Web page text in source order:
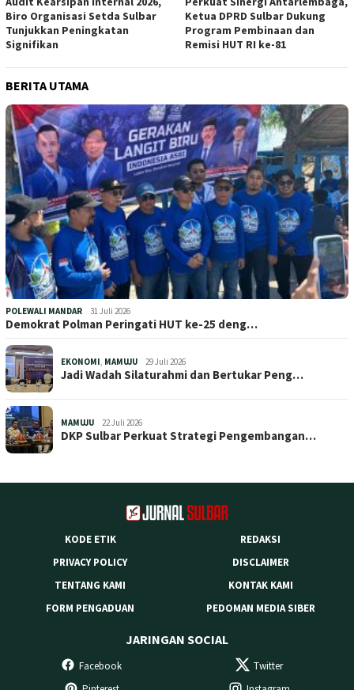
Biro Organisasi Setda Sulbar
Tunjukkan Peningkatan
Signifikan
Ketua DPRD Sulbar Dukung
Program Pembinaan dan
Remisi HUT RI ke-81
BERITA UTAMA
POLEWALI MANDAR 31 Juli 2026
Demokrat Polman Peringati HUT ke-25 deng…
EKONOMI MAMUJU 29 Juli 2026
Jadi Wadah Silaturahmi dan Bertukar Peng…
MAMUJU 22 Juli 2026
DKP Sulbar Perkuat Strategi Pengembangan…
KODE ETIK
REDAKSI
PRIVACY POLICY
DISCLAIMER
TENTANG KAMI
KONTAK KAMI
FORM PENGADUAN
PEDOMAN MEDIA SIBER
JARINGAN SOCIAL
Facebook
Twitter